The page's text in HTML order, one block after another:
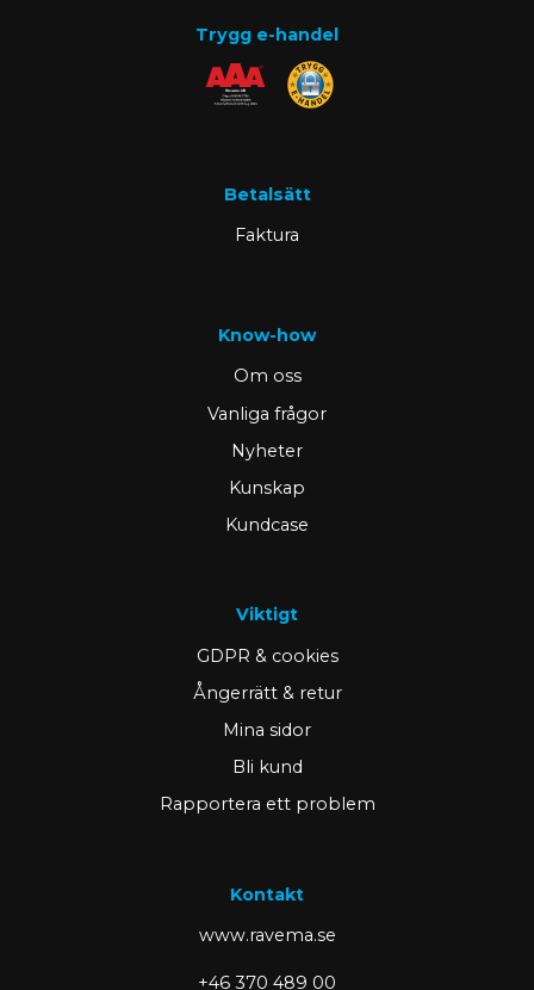
Trygg e-handel
Betalsätt
Faktura
Know-how
Om oss
Vanliga frågor
Nyheter
Kunskap
Kundcase
Viktigt
GDPR & cookies
Ångerrätt & retur
Mina sidor
Bli kund
Rapportera ett problem
Kontakt
www.ravema.se
+46 370 489 00